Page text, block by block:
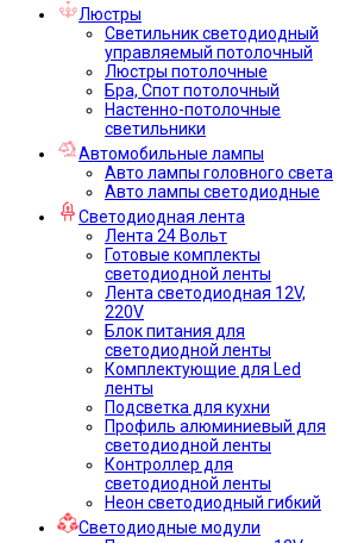
Люстры
Светильник светодиодный
управляемый потолочный
Люстры потолочные
Бра, Спот потолочный
Настенно-потолочные
светильники
Автомобильные лампы
Авто лампы головного света
Авто лампы светодиодные
Светодиодная лента
Лента 24 Вольт
Готовые комплекты
светодиодной ленты
Лента светодиодная 12V,
220V
Блок питания для
светодиодной ленты
Комплектующие для Led
ленты
Подсветка для кухни
Профиль алюминиевый для
светодиодной ленты
Контроллер для
светодиодной ленты
Неон светодиодный гибкий
Светодиодные модули